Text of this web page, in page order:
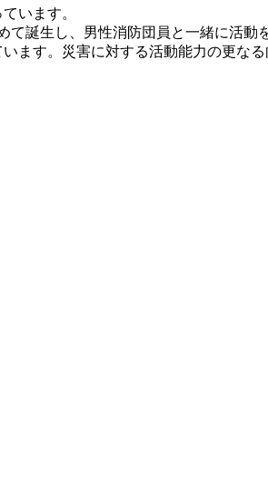
います。
誕生し、男性消防団員と一緒に活動
ます。災害に対する活動能力の更な